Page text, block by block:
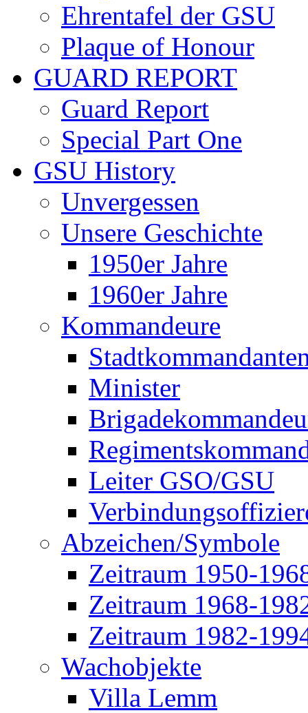
Ehrentafel der GSU
Plaque of Honour
GUARD REPORT
Guard Report
Special Part One
GSU History
Unvergessen
Unsere Geschichte
1950er Jahre
1960er Jahre
Kommandeure
Minister
Leiter GSO/GSU
Abzeichen/Symbole
Zeitraum 1950-
Zeitraum 1968-
Zeitraum 1982-
Wachobjekte
Villa Lemm